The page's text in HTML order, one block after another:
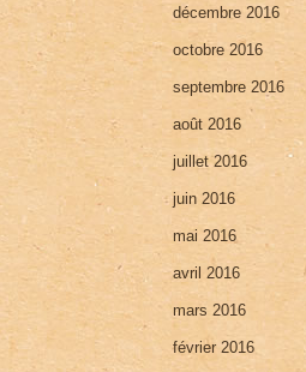
décembre 2016
octobre 2016
septembre 2016
août 2016
juillet 2016
juin 2016
mai 2016
avril 2016
mars 2016
février 2016